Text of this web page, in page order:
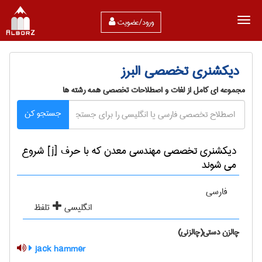
ورود/عضویت
دیکشنری تخصصی البرز
مجموعه ای کامل از لغات و اصطلاحات تخصصی همه رشته ها
جستجو کن
دیکشنری تخصصی مهندسی معدن که با حرف [j] شروع
می شوند
فارسی
انگلیسی
تلفظ
چالزن دستی(چالزنی)
jack hammer